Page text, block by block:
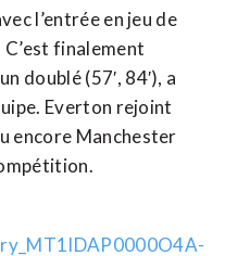
l’entrée en jeu de
finalement
doublé (57′, 84′), a
Everton rejoint
encore Manchester